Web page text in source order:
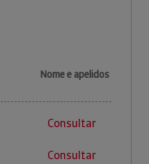
Nome e apelidos
Consultar
Consultar